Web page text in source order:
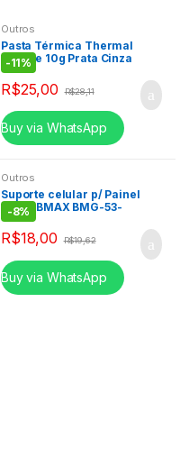
Outros
Pasta Térmica Thermal
Grease 10g Prata Cinza
Halnziye Hy710
-11%
R$25,00 R$28,11
Buy via WhatsApp
Outros
Suporte celular p/ Painel
Carro BMAX BMG-53-
-8%
R$18,00 R$19,62
Buy via WhatsApp